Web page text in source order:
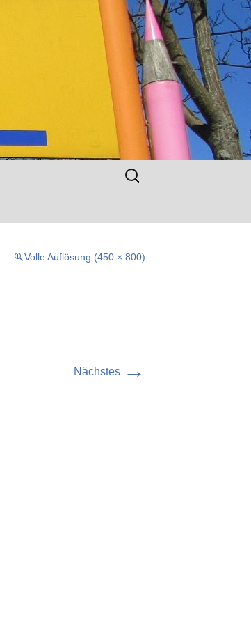
Suchen
nach:
Volle Auflösung (450 × 800)
Nächstes →